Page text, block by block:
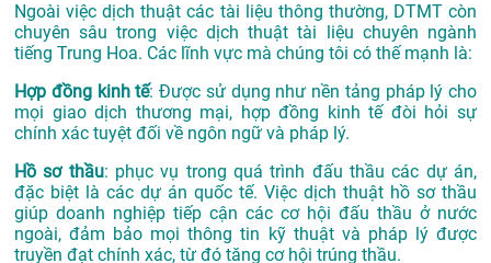
Ngoài việc dịch thuật các tài liệu thông thường, DTMT còn
chuyên sâu trong việc dịch thuật tài liệu chuyên ngành
tiếng Trung Hoa. Các lĩnh vực mà chúng tôi có thế mạnh là:
Hợp đồng kinh tế: Được sử dụng như nền tảng pháp lý cho
mọi giao dịch thương mại, hợp đồng kinh tế đòi hỏi sự
chính xác tuyệt đối về ngôn ngữ và pháp lý.
Hồ sơ thầu: phục vụ trong quá trình đấu thầu các dự án,
đặc biệt là các dự án quốc tế. Việc dịch thuật hồ sơ thầu
giúp doanh nghiệp tiếp cận các cơ hội đấu thầu ở nước
ngoài, đảm bảo mọi thông tin kỹ thuật và pháp lý được
truyền đạt chính xác, từ đó tăng cơ hội trúng thầu.